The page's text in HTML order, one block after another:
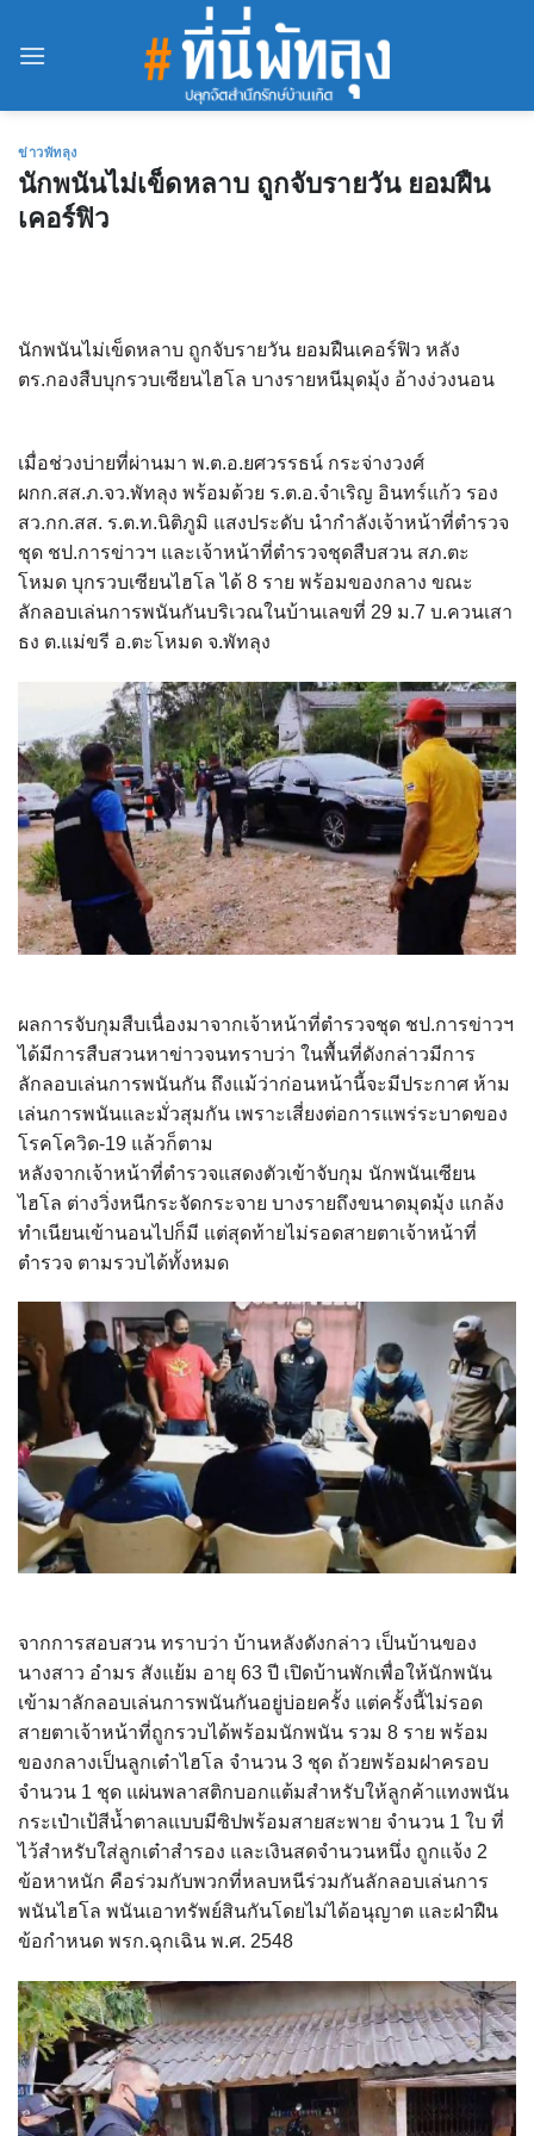
ข่าวพัทลุง
นักพนันไม่เข็ดหลาบ ถูกจับรายวัน ยอมฝืน
เคอร์ฟิว
นักพนันไม่เข็ดหลาบ ถูกจับรายวัน ยอมฝืนเคอร์ฟิว หลัง
ตร.กองสืบบุกรวบเซียนไฮโล บางรายหนีมุดมุ้ง อ้างง่วงนอน
เมื่อช่วงบ่ายที่ผ่านมา พ.ต.อ.ยศวรรธน์ กระจ่างวงศ์
ผกก.สส.ภ.จว.พัทลุง พร้อมด้วย ร.ต.อ.จำเริญ อินทร์แก้ว รอง
สว.กก.สส. ร.ต.ท.นิติภูมิ แสงประดับ นำกำลังเจ้าหน้าที่ตำรวจ
ชุด ชป.การข่าวฯ และเจ้าหน้าที่ตำรวจชุดสืบสวน สภ.ตะ
โหมด บุกรวบเซียนไฮโล ได้ 8 ราย พร้อมของกลาง ขณะ
ลักลอบเล่นการพนันกันบริเวณในบ้านเลขที่ 29 ม.7 บ.ควนเสา
ธง ต.แม่ขรี อ.ตะโหมด จ.พัทลุง
ผลการจับกุมสืบเนื่องมาจากเจ้าหน้าที่ตำรวจชุด ชป.การข่าวฯ
ได้มีการสืบสวนหาข่าวจนทราบว่า ในพื้นที่ดังกล่าวมีการ
ลักลอบเล่นการพนันกัน ถึงแม้ว่าก่อนหน้านี้จะมีประกาศ ห้าม
เล่นการพนันและมั่วสุมกัน เพราะเสี่ยงต่อการแพร่ระบาดของ
โรคโควิด-19 แล้วก็ตาม
หลังจากเจ้าหน้าที่ตำรวจแสดงตัวเข้าจับกุม นักพนันเซียน
ไฮโล ต่างวิ่งหนีกระจัดกระจาย บางรายถึงขนาดมุดมุ้ง แกล้ง
ทำเนียนเข้านอนไปก็มี แต่สุดท้ายไม่รอดสายตาเจ้าหน้าที่
ตำรวจ ตามรวบได้ทั้งหมด
จากการสอบสวน ทราบว่า บ้านหลังดังกล่าว เป็นบ้านของ
นางสาว อำมร สังแย้ม อายุ 63 ปี เปิดบ้านพักเพื่อให้นักพนัน
เข้ามาลักลอบเล่นการพนันกันอยู่บ่อยครั้ง แต่ครั้งนี้ไม่รอด
สายตาเจ้าหน้าที่ถูกรวบได้พร้อมนักพนัน รวม 8 ราย พร้อม
ของกลางเป็นลูกเต๋าไฮโล จำนวน 3 ชุด ถ้วยพร้อมฝาครอบ
จำนวน 1 ชุด แผ่นพลาสติกบอกแต้มสำหรับให้ลูกค้าแทงพนัน
กระเป๋าเป้สีน้ำตาลแบบมีซิปพร้อมสายสะพาย จำนวน 1 ใบ ที่
ไว้สำหรับใส่ลูกเต๋าสำรอง และเงินสดจำนวนหนึ่ง ถูกแจ้ง 2
ข้อหาหนัก คือร่วมกับพวกที่หลบหนีร่วมกันลักลอบเล่นการ
พนันไฮโล พนันเอาทรัพย์สินกันโดยไม่ได้อนุญาต และฝ่าฝืน
ข้อกำหนด พรก.ฉุกเฉิน พ.ศ. 2548